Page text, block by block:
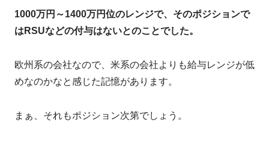
1000万円～1400万円位のレンジで、そのポジションで
はRSUなどの付与はないとのことでした。
欧州系の会社なので、米系の会社よりも給与レンジが低
めなのかなと感じた記憶があります。
まぁ、それもポジション次第でしょう。